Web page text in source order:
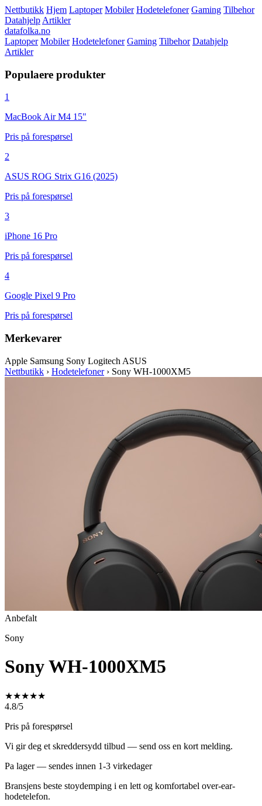
Nettbutikk Hjem Laptoper Mobiler Hodetelefoner Gaming Tilbehor
Datahjelp Artikler
datafolka.no
Laptoper Mobiler Hodetelefoner Gaming Tilbehor Datahjelp
Artikler
Populaere produkter
1
MacBook Air M4 15"
Pris på forespørsel
2
ASUS ROG Strix G16 (2025)
Pris på forespørsel
3
iPhone 16 Pro
Pris på forespørsel
4
Google Pixel 9 Pro
Pris på forespørsel
Merkevarer
Apple Samsung Sony Logitech ASUS
Nettbutikk › Hodetelefoner › Sony WH-1000XM5
Anbefalt
Sony
Sony WH-1000XM5
★★★★★
4.8/5
Pris på forespørsel
Vi gir deg et skreddersydd tilbud — send oss en kort melding.
Pa lager — sendes innen 1-3 virkedager
Bransjens beste stoydemping i en lett og komfortabel over-ear-
hodetelefon.